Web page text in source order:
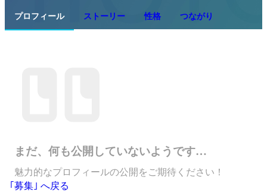
プロフィール ストーリー 性格 つながり
まだ、何も公開していないようです…
魅力的なプロフィールの公開をご期待ください！
｢募集｣ へ戻る